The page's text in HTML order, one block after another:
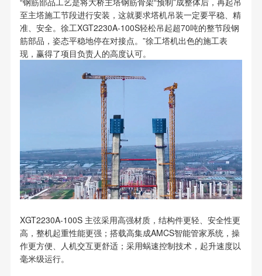
至主塔施工节段进行安装，这就要求塔机吊装一定要平稳、精
准、安全。徐工XGT2230A-100S轻松吊起超70吨的整节段钢
筋部品，姿态平稳地停在对接点。”徐工塔机出色的施工表
现，赢得了项目负责人的高度认可。
XGT2230A-100S 主弦采用高强材质，结构件更轻、安全性更
高，整机起重性能更强；搭载高集成AMCS智能管家系统，操
作更方便、人机交互更舒适；采用蜗速控制技术，起升速度以
毫米级运行。